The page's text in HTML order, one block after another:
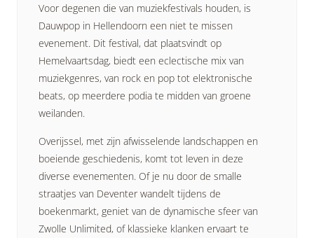
Voor degenen die van muziekfestivals houden, is
Dauwpop in Hellendoorn een niet te missen
evenement. Dit festival, dat plaatsvindt op
Hemelvaartsdag, biedt een eclectische mix van
muziekgenres, van rock en pop tot elektronische
beats, op meerdere podia te midden van groene
weilanden.
Overijssel, met zijn afwisselende landschappen en
boeiende geschiedenis, komt tot leven in deze
diverse evenementen. Of je nu door de smalle
straatjes van Deventer wandelt tijdens de
boekenmarkt, geniet van de dynamische sfeer van
Zwolle Unlimited, of klassieke klanken ervaart te